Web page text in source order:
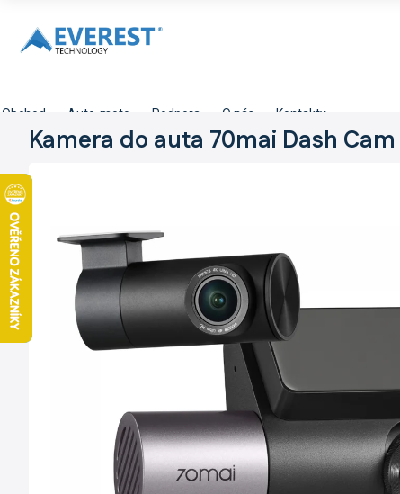
obsah
Obchod Auto-moto Podpora O nás Kontakty
Kamera do auta 70mai Dash Cam